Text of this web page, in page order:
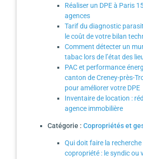
Réaliser un DPE à Paris
agences
Tarif du diagnostic
le coût de votre bilan
Comment détecter un
tabac lors de l’état des
PAC et performance
canton de Creney-près-
pour améliorer votre DPE
Inventaire de location :
agence immobilière
Catégorie : Copropriétés et
Qui doit faire la recherche
copropriété : le syndic ou